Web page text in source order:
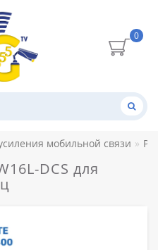
0
мобильной связи
DCS для